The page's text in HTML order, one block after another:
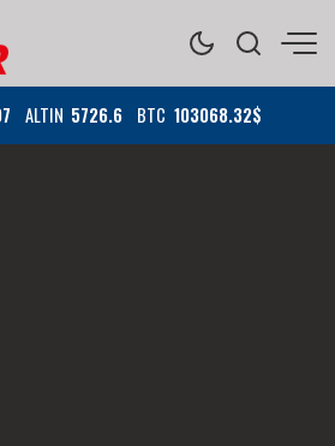
ALTIN 5726.6 BTC 103068.32$